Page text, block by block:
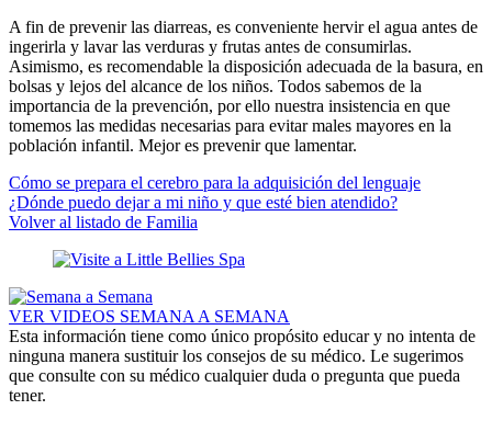
A fin de prevenir las diarreas, es conveniente hervir el agua antes de
ingerirla y lavar las verduras y frutas antes de consumirlas.
Asimismo, es recomendable la disposición adecuada de la basura, en
bolsas y lejos del alcance de los niños. Todos sabemos de la
importancia de la prevención, por ello nuestra insistencia en que
tomemos las medidas necesarias para evitar males mayores en la
población infantil. Mejor es prevenir que lamentar.
Cómo se prepara el cerebro para la adquisición del lenguaje
¿Dónde puedo dejar a mi niño y que esté bien atendido?
Volver al listado de Familia
VER VIDEOS SEMANA A SEMANA
Esta información tiene como único propósito educar y no intenta de
ninguna manera sustituir los consejos de su médico. Le sugerimos
que consulte con su médico cualquier duda o pregunta que pueda
tener.